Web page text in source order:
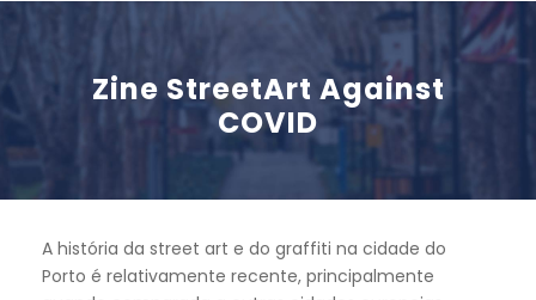
Zine StreetArt Against
COVID
A história da street art e do graffiti na cidade do
Porto é relativamente recente, principalmente